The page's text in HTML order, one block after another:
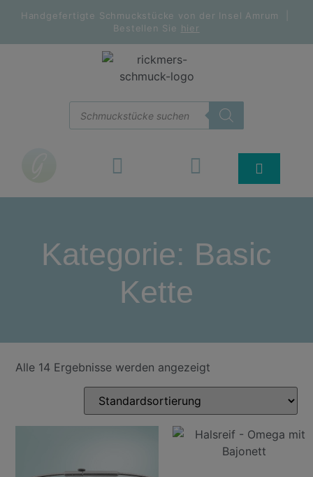
Handgefertigte Schmuckstücke von der Insel Amrum |
Bestellen Sie hier
Kategorie: Basic
Kette
Alle 14 Ergebnisse werden angezeigt